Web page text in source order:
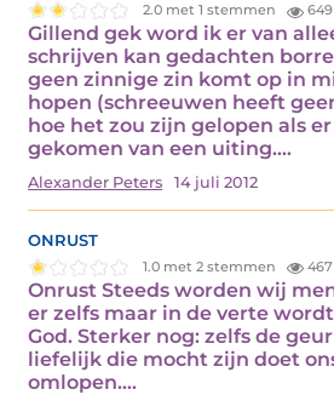
2.0 met 1 stemmen 649
Gillend gek word ik er van
schrijven kan gedachten
geen zinnige zin komt op in
hopen (schreeuwen heeft
hoe het zou zijn gelopen als
gekomen van een uiting.…
Alexander Peters 14 juli 2012
onrust
1.0 met 2 stemmen 467
Onrust Steeds worden wij
er zelfs maar in de verte
God. Sterker nog: zelfs de
liefelijk die mocht zijn doet
omlopen.…